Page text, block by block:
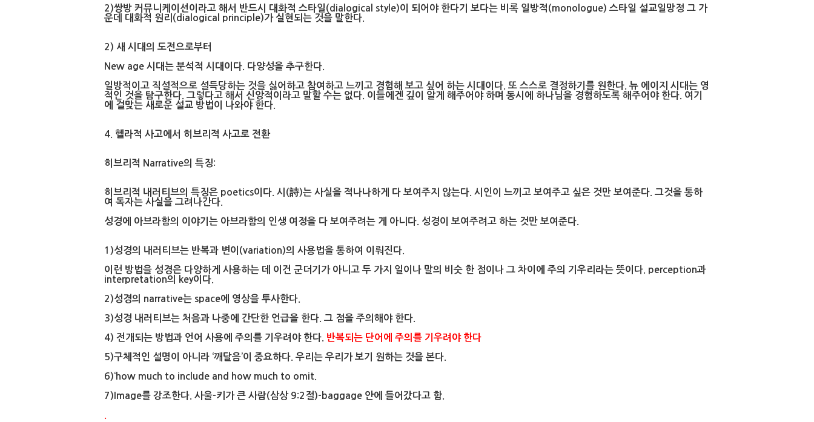
2)쌍방 커뮤니케이션이라고 해서 반드시 대화적 스타일(dialogical style)이 되어야 한다기 보다는 비록 일방적(monologue) 스타일 설교일망정 그 가
운데 대화적 원리(dialogical principle)가 실현되는 것을 말한다.
2) 새 시대의 도전으로부터
New age 시대는 분석적 시대이다. 다양성을 추구한다.
일방적이고 직설적으로 설득당하는 것을 싫어하고 참여하고 느끼고 경험해 보고 싶어 하는 시대이다. 또 스스로 결정하기를 원한다. 뉴 에이지 시대는 영
적인 것을 탐구한다. 그렇다고 해서 신앙적이라고 말할 수는 없다. 이들에겐 깊이 알게 해주어야 하며 동시에 하나님을 경험하도록 해주어야 한다. 여기
에 걸맞는 새로운 설교 방법이 나와야 한다.
4. 헬라적 사고에서 히브리적 사고로 전환
히브리적 Narrative의 특징:
히브리적 내러티브의 특징은 poetics이다. 시(詩)는 사실을 적나나하게 다 보여주지 않는다. 시인이 느끼고 보여주고 싶은 것만 보여준다. 그것을 통하
여 독자는 사실을 그려나간다.
성경에 아브라함의 이야기는 아브라함의 인생 여정을 다 보여주려는 게 아니다. 성경이 보여주려고 하는 것만 보여준다.
1)성경의 내러티브는 반복과 변이(variation)의 사용법을 통하여 이뤄진다.
이런 방법을 성경은 다양하게 사용하는 데 이건 군더기가 아니고 두 가지 일이나 말의 비숫 한 점이나 그 차이에 주의 기우리라는 뜻이다. perception과
interpretation의 key이다.
2)성경의 narrative는 space에 영상을 투사한다.
3)성경 내러티브는 처음과 나중에 간단한 언급을 한다. 그 점을 주의해야 한다.
4) 전개되는 방법과 언어 사용에 주의를 기우려야 한다. 반복되는 단어에 주의를 기우려야 한다
5)구체적인 설명이 아니라 ‘깨달음’이 중요하다. 우리는 우리가 보기 원하는 것을 본다.
6)‘how much to include and how much to omit.
7)Image를 강조한다. 사울-키가 큰 사람(삼상 9:2절)-baggage 안에 들어갔다고 함.